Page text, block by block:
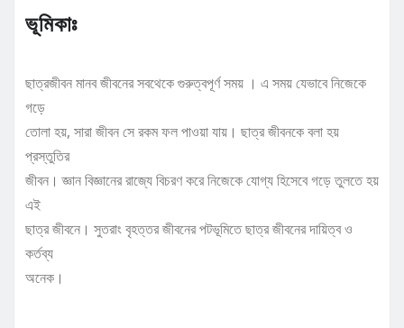
ভূমিকাঃ
ছাত্রজীবন মানব জীবনের সবথেকে গুরুত্বপূর্ণ সময় । এ সময় যেভাবে নিজেকে
গড়ে
তোলা হয়, সারা জীবন সে রকম ফল পাওয়া যায়। ছাত্র জীবনকে বলা হয়
প্রস্তুতির
জীবন। জ্ঞান বিজ্ঞানের রাজ্যে বিচরণ করে নিজেকে যোগ্য হিসেবে গড়ে তুলতে হয়
এই
ছাত্র জীবনে। সুতরাং বৃহত্তর জীবনের পটভূমিতে ছাত্র জীবনের দায়িত্ব ও
কর্তব্য
অনেক।